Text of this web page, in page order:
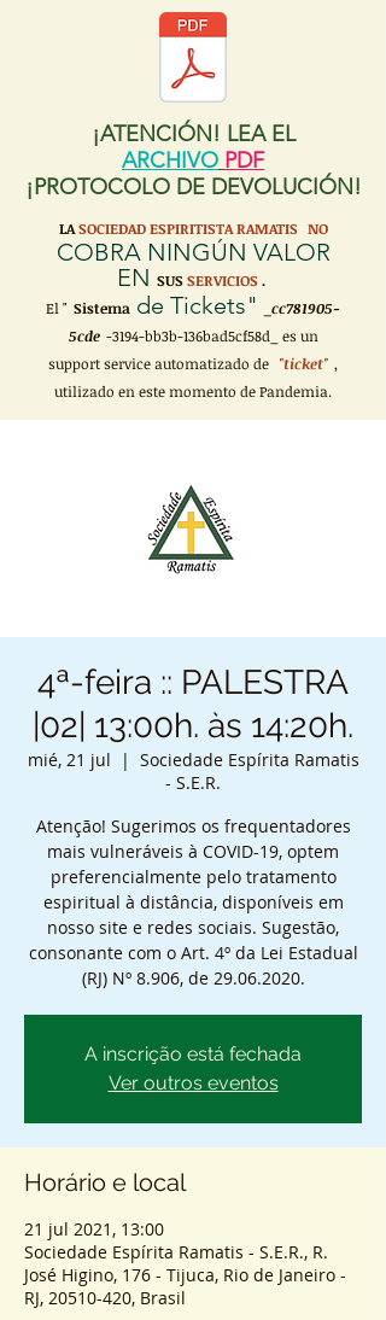
¡ATENCIÓN! LEA EL
ARCHIVO PDF
¡PROTOCOLO DE DEVOLUCIÓN!
LA SOCIEDAD ESPIRITISTA RAMATIS NO
COBRA NINGÚN VALOR
EN SUSSERVICIOS.
El " Sistema de Tickets"
_cc781905-
5cde -3194-bb3b-136bad5cf58d_ es un
support service automatizado de "ticket" ,
utilizado en este momento de Pandemia.
4ª-feira :: PALESTRA
|02| 13:00h. às 14:20h.
mié, 21 jul
  |
Sociedade Espírita Ramatis
- S.E.R.
Atenção! Sugerimos os frequentadores
mais vulneráveis à COVID-19, optem
preferencialmente pelo tratamento
espiritual à distância, disponíveis em
nosso site e redes sociais. Sugestão,
consonante com o Art. 4º da Lei Estadual
(RJ) Nº 8.906, de 29.06.2020.
A inscrição está fechada
Ver outros eventos
Horário e local
21 jul 2021, 13:00
Sociedade Espírita Ramatis - S.E.R., R.
José Higino, 176 - Tijuca, Rio de Janeiro -
RJ, 20510-420, Brasil